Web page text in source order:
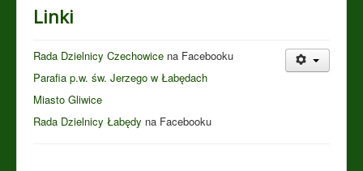
Linki
Rada Dzielnicy Czechowice na Facebooku
Parafia p.w. św. Jerzego w Łabędach
Miasto Gliwice
Rada Dzielnicy Łabędy na Facebooku